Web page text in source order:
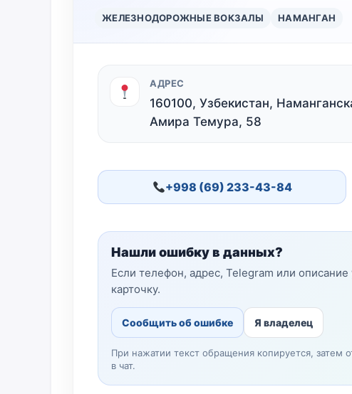
ЖЕЛЕЗНОДОРОЖНЫЕ ВОКЗАЛЫ НАМАНГАН
АДРЕС
160100, Узбекистан,
Амира Темура, 58
+998 (69) 233-43-84
Нашли ошибку в данных?
Если телефон, адрес, Telegram или
карточку.
Сообщить об ошибке Я владелец
При нажатии текст обращения копируется, затем
в чат.